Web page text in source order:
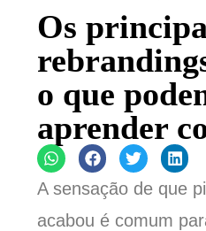
Os
o que
aprender
A sensação de que
acabou é comum